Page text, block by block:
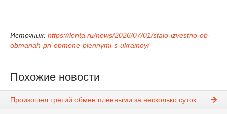
Источник: https://lenta.ru/news/2026/07/01/stalo-izvestno-ob-
obmanah-pri-obmene-plennymi-s-ukrainoy/
Похожие новости
Произошел третий обмен пленными за несколько суток